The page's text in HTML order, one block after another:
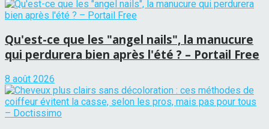
Qu'est-ce que les "angel nails", la manucure
qui perdurera bien après l'été ? – Portail Free
8 août 2026